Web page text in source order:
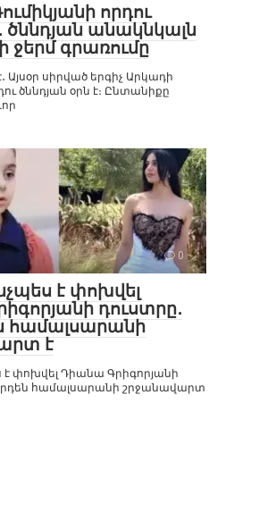
որդու
ծննդյան անակնկալն
ջերմ գրառումը
Այսօր սիրված երգիչ Արկադի
ծննդյան օրն է։ Ընտանիքը
0
է փոխվել
դուստրը․
համալսարանի
է
է փոխվել Դիանա Գրիգորյանի
համալսարանի շրջանավարտ